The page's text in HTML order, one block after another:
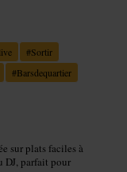
#Sortir
#Barsdequartier
sur plats faciles à
DJ, parfait pour